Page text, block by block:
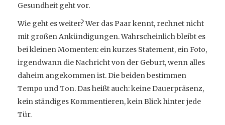
Gesundheit geht vor.
Wie geht es weiter? Wer das Paar kennt, rechnet nicht
mit großen Ankündigungen. Wahrscheinlich bleibt es
bei kleinen Momenten: ein kurzes Statement, ein Foto,
irgendwann die Nachricht von der Geburt, wenn alles
daheim angekommen ist. Die beiden bestimmen
Tempo und Ton. Das heißt auch: keine Dauerpräsenz,
kein ständiges Kommentieren, kein Blick hinter jede
Tür.